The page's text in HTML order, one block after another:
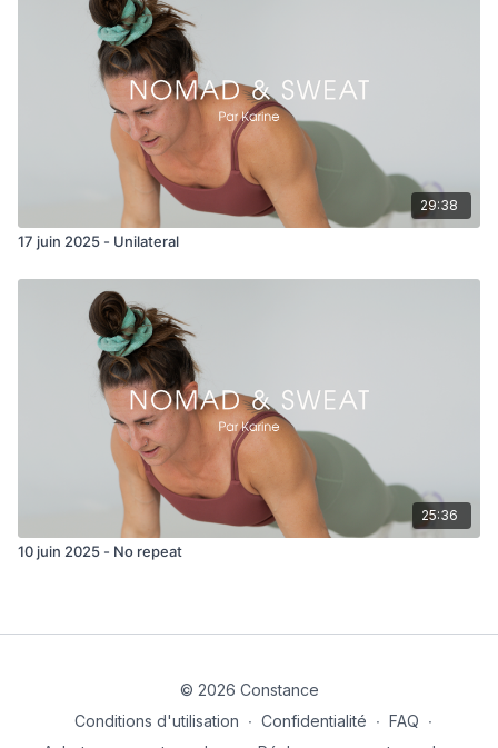
29:38
17 juin 2025 - Unilateral
25:36
10 juin 2025 - No repeat
© 2026 Constance
Conditions d'utilisation ∙ Confidentialité ∙ FAQ ∙